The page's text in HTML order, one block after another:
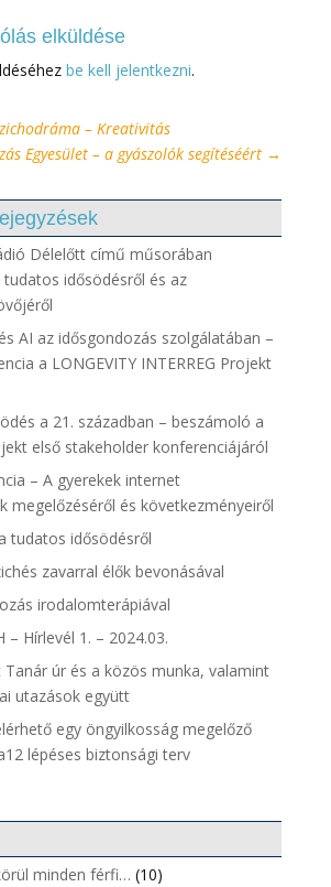
elküldése
be kell jelentkezni.
– Kreativitás
Egyesület – a gyászolók segítéséért →
Délelőtt című műsorában
idősödésről és az
AI az idősgondozás szolgálatában –
a LONGEVITY INTERREG Projekt
a 21. században – beszámoló a
első stakeholder konferenciájáról
– A gyerekek internet
megelőzéséről és következményeiről
tudatos idősödésről
zavarral élők bevonásával
irodalomterápiával
– Hírlevél 1. – 2024.03.
Tanár úr és a közös munka, valamint
utazások együtt
egy öngyilkosság megelőző
lépéses biztonsági terv
minden férfi… (10)